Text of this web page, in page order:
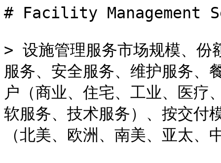
# Facility Management
> 设施管理服务市场规模、份
服务、安全服务、维护服务、
户（商业、住宅、工业、医疗
软服务、技术服务）、按交付
（北美、欧洲、南美、亚太